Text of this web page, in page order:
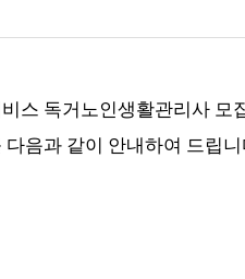
스 독거노인생활관리사 모
다음과 같이 안내하여 드립